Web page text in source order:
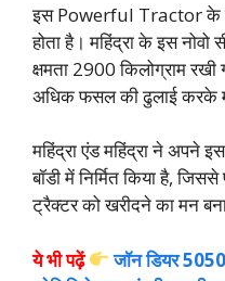
इस Powerful Tractor के
होता है। महिंद्रा के इस नोवो
क्षमता 2900 किलोग्राम
अधिक फसल की ढुलाई करके
महिंद्रा एंड महिंद्रा ने
बॉडी में निर्मित किया है,
ट्रैक्टर को खरीदने का मन
ये भी पढ़ें
जॉन डियर